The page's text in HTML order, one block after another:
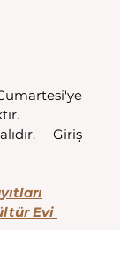
Giriş
Evi